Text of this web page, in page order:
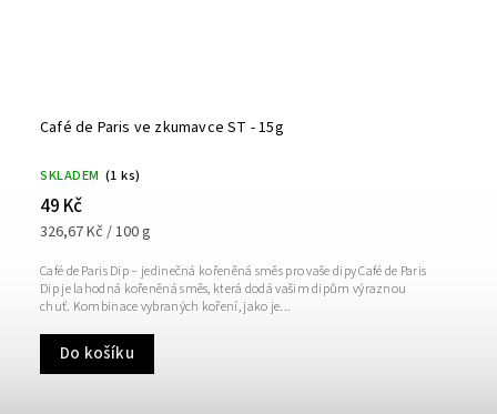
Café de Paris ve zkumavce ST - 15g
SKLADEM (1 ks)
49 Kč
326,67 Kč / 100 g
Do košíku
Café de Paris Dip – jedinečná kořeněná směs pro vaše dipy Café de Paris
Dip je lahodná kořeněná směs, která dodá vašim dipům výraznou
chuť. Kombinace vybraných koření, jako je...